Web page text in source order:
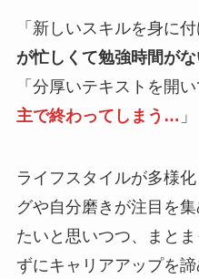
「新しいスキルを身に付
が忙しくて勉強時間が
「分厚いテキストを開い
主で終わってしまう… 」
ライフスタイルが多様
グや自分磨きが注目を
たいと思いつつ、まと
ずにキャリアアップを